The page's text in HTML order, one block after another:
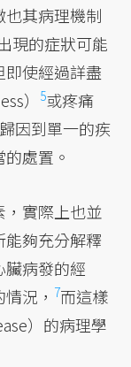
也其病理機制
現的症狀可能
使經過詳盡
） 5或疼痛
因到單一的疾
處置。
實際上也並
夠充分解釋
臟病發的經
況， 7而這樣
）的病理學